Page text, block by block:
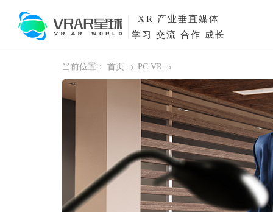
XR
产业垂直媒体
学习 交流 合作 成长
当前位置： 首页 PC VR